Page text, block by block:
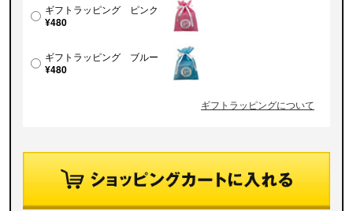
ギフトラッピング ピンク
¥480
ギフトラッピング ブルー
¥480
ギフトラッピングについて